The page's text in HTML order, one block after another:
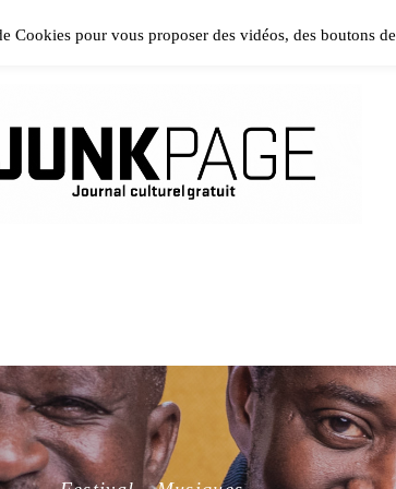
activate Powerkit plugin from Appearance →
pour vous proposer des vidéos, des boutons